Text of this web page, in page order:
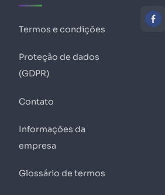
Termos e condições
Proteção de dados
(GDPR)
Contato
Informações da
empresa
Glossário de termos